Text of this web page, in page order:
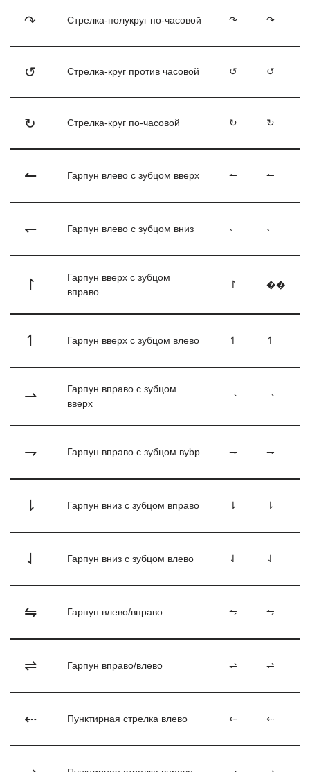
↷ Стрелка-полукруг по-часовой ↷ ↷
↺ Стрелка-круг против часовой ↺ ↺
↻ Стрелка-круг по-часовой ↻ ↻
↼ Гарпун влево с зубцом вверх ↼ ↼
↽ Гарпун влево с зубцом вниз ↽ ↽
↾
Гарпун вверх с зубцом
вправо
↾ ��
↿ Гарпун вверх с зубцом влево ↿ ↿
⇀
Гарпун вправо с зубцом
вверх
⇀ ⇀
⇁ Гарпун вправо с зубцом вybp ⇁ ⇁
⇂ Гарпун вниз с зубцом вправо ⇂ ⇂
⇃ Гарпун вниз с зубцом влево ⇃ ⇃
⇋ Гарпун влево/вправо ⇋ ⇋
⇌ Гарпун вправо/влево ⇌ ⇌
⇠ Пунктирная стрелка влево ⇠ ⇠